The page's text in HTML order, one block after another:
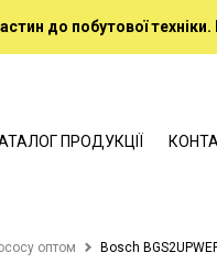
до побутової
ПРОДУКЦІЇ
оптом Bosch